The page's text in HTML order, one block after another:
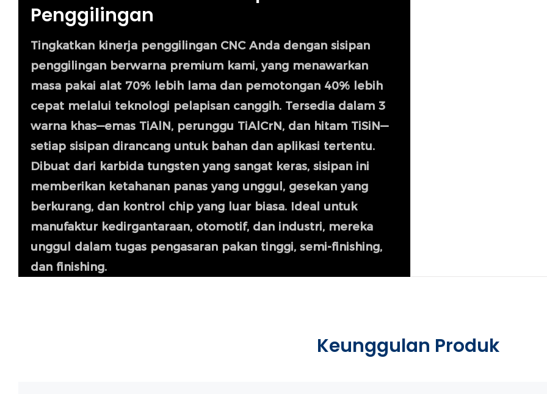
Penggilingan
Tingkatkan kinerja penggilingan CNC Anda dengan sisipan
penggilingan berwarna premium kami, yang menawarkan
masa pakai alat 70% lebih lama dan pemotongan 40% lebih
cepat melalui teknologi pelapisan canggih. Tersedia dalam 3
warna khas—emas TiAlN, perunggu TiAlCrN, dan hitam TiSiN—
setiap sisipan dirancang untuk bahan dan aplikasi tertentu.
Dibuat dari karbida tungsten yang sangat keras, sisipan ini
memberikan ketahanan panas yang unggul, gesekan yang
berkurang, dan kontrol chip yang luar biasa. Ideal untuk
manufaktur kedirgantaraan, otomotif, dan industri, mereka
unggul dalam tugas pengasaran pakan tinggi, semi-finishing,
dan finishing.
Keunggulan Produk